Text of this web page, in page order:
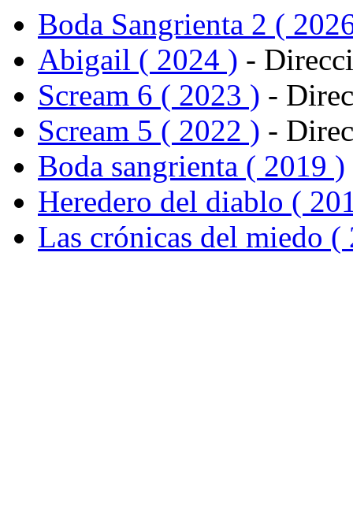
Boda Sangrienta 2 (
Abigail ( 2024 ) -
Scream 6 ( 2023 ) -
Scream 5 ( 2022 ) -
Boda sangrienta ( 2019 )
Heredero del diablo (
Las crónicas del miedo (